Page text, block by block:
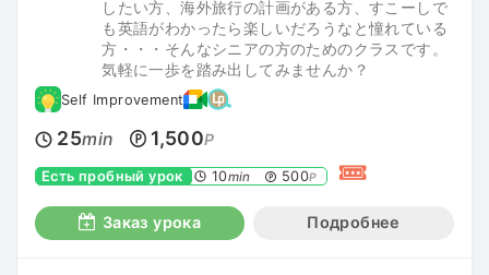
したい方、海外旅行の計画がある方、すこーしで
も英語がわかったら楽しいだろうなと憧れている
方・・・そんなシニアの方のためのクラスです。
気軽に一歩を踏み出してみませんか？
Self Improvement
25min 1,500P
Есть пробный урок 10min 500P
Заказ урока Подробнее